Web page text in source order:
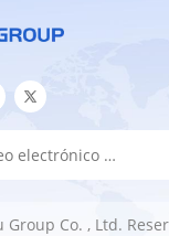
Co. , Ltd.